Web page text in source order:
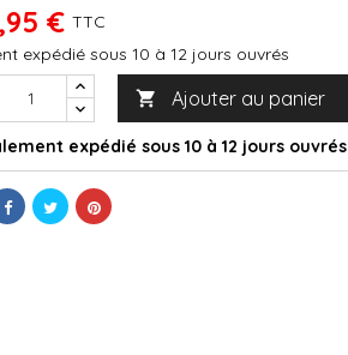
€ TTC
expédié sous 10 à 12 jours ouvrés
 Ajouter au panier
expédié sous 10 à 12 jours ouvrés